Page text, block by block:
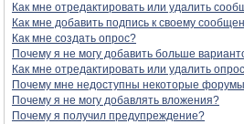
Как мне отредактировать или удалить
Как мне добавить подпись к своему
Как мне создать опрос?
Почему я не могу добавить больше
Как мне отредактировать или удалить
Почему мне недоступны некоторые
Почему я не могу добавлять вложения?
Почему я получил предупреждение?